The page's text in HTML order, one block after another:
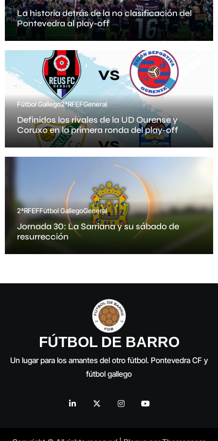
La historia detrás de la no clasificación del
Pontevedra al play-off
Fútbol Gallego2ªRFEFGeneral
Definidos los rivales de la UD Ourense y
Coruxo en la primera ronda del play-off
2ªRFEFFútbol GallegoGeneral
Jornada 30: La Sarriana y su sábado de
resurrección
FÚTBOL DE BARRO
Un lugar para los amantes del otro fútbol. Pontevedra CF y
fútbol gallego